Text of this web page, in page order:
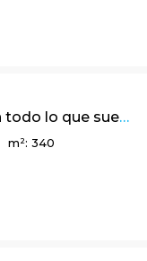
Linda casa de 340m2 con todo lo que sueñas, en Arboretto, vía La Calera
m²: 340